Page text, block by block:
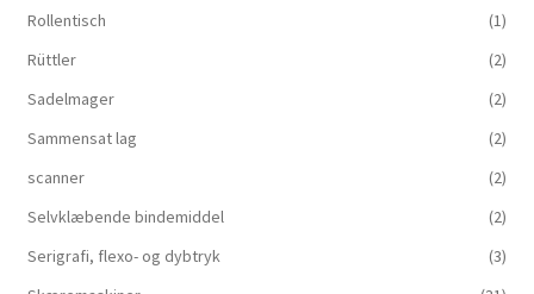
Rollentisch
(1)
Rüttler
(2)
Sadelmager
(2)
Sammensat lag
(2)
scanner
(2)
Selvklæbende bindemiddel
(2)
Serigrafi, flexo- og dybtryk
(3)